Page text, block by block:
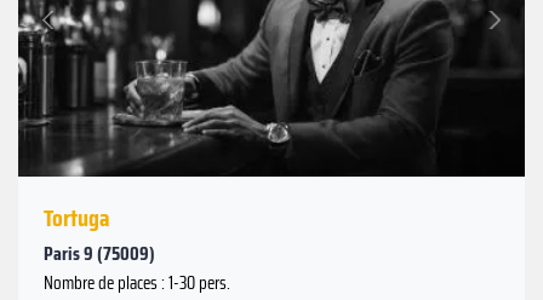
Précédent
Tortuga
Paris 9 (75009)
Nombre de places : 1-30 pers.